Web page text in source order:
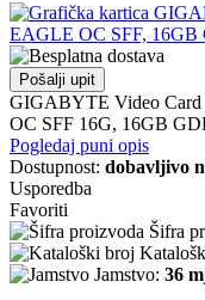
Pošalji upit
GIGABYTE Video
OC SFF 16G, 16GB
Pogledaj puni opis
Dostupnost: dobavljivo
Usporedba
Favoriti
Šifra
Jamstvo: 36